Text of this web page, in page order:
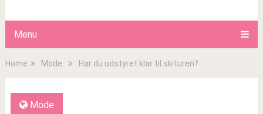
Menu
Home Mode Har du udstyret klar til skituren?
Mode